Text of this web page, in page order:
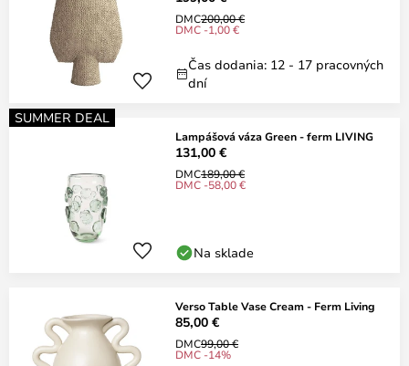
DMC200,00 €
DMC -1,00 €
Čas dodania: 12 - 17 pracovných
dní
SUMMER DEAL
Lampášová váza Green - ferm LIVING
131,00 €
DMC189,00 €
DMC -58,00 €
Na sklade
Verso Table Vase Cream - Ferm Living
85,00 €
DMC99,00 €
DMC -14%